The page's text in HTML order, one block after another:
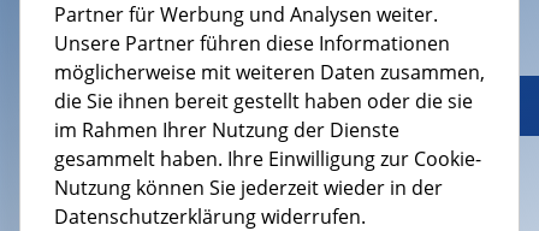
Partner für Werbung und Analysen weiter.
Unsere Partner führen diese Informationen
möglicherweise mit weiteren Daten zusammen,
die Sie ihnen bereit gestellt haben oder die sie
im Rahmen Ihrer Nutzung der Dienste
gesammelt haben. Ihre Einwilligung zur Cookie-
Nutzung können Sie jederzeit wieder in der
Datenschutzerklärung widerrufen.
KEVAG Telekom GmbH
Cusanusstraße 7
56073 Koblenz
Geschäftskunden